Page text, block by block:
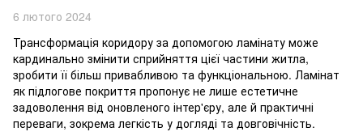
6 лютого 2024
Трансформація коридору за допомогою ламінату може
кардинально змінити сприйняття цієї частини житла,
зробити її більш привабливою та функціональною. Ламінат
як підлогове покриття пропонує не лише естетичне
задоволення від оновленого інтер'єру, але й практичні
переваги, зокрема легкість у догляді та довговічність.